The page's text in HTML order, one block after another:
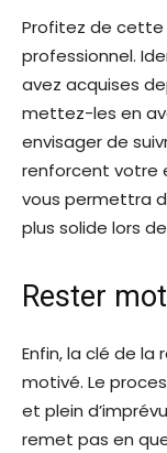
Profitez de cette
professionnel.
avez acquises
mettez-les en
envisager de
renforcent votre
vous permettra
plus solide lors
Rester
Enfin, la clé de
motivé. Le
et plein
remet pas en